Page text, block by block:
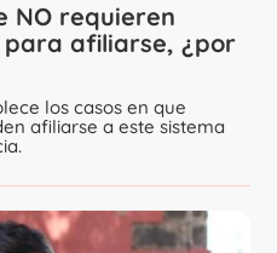
NO requieren
para afiliarse, ¿por
los casos en que
afiliarse a este sistema